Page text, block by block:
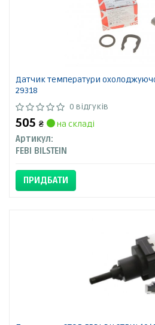
Датчик температури
29318
0 відгуків
505 ₴
на складі
Артикул:
FEBI BILSTEIN
ПРИДБАТИ